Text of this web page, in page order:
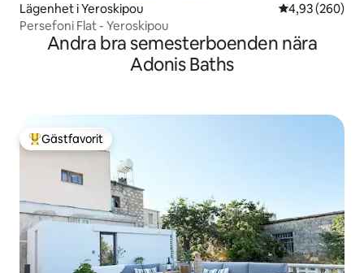
Lägenhet i Yeroskipou 4,93 av 5 i
4,93 (260)
Persefoni Flat - Yeroskipou
Andra bra semesterboenden nära
Adonis Baths
Populär gästfavorit
Gästfavorit